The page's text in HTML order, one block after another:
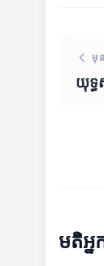
មុន
យុទ្ធ
មតិអ្ន